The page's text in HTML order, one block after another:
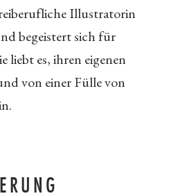
Illustratorin
begeistert sich für
liebt es, ihren eigenen
von einer Fülle von